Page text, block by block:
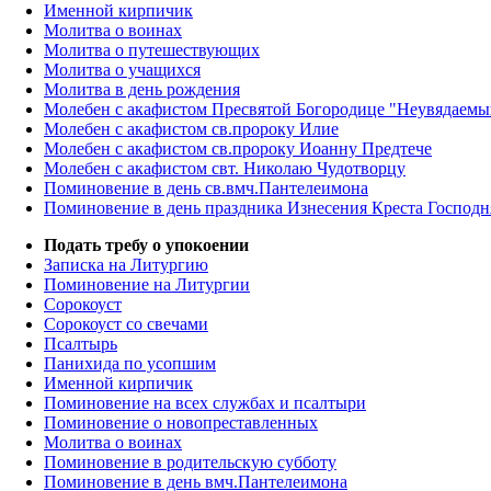
Именной кирпичик
Молитва о воинах
Молитва о путешествующих
Молитва о учащихся
Молитва в день рождения
Молебен с акафистом Пресвятой Богородице
Молебен с акафистом св.пророку Илие
Молебен с акафистом св.пророку Иоанну Предтече
Молебен с акафистом свт. Николаю Чудотворцу
Поминовение в день св.вмч.Пантелеимона
Поминовение в день праздника Изнесения Креста
Подать требу о упокоении
Записка на Литургию
Поминовение на Литургии
Сорокоуст
Сорокоуст со свечами
Псалтырь
Панихида по усопшим
Именной кирпичик
Поминовение на всех службах и псалтыри
Поминовение о новопреставленных
Молитва о воинах
Поминовение в родительскую субботу
Поминовение в день вмч.Пантелеимона